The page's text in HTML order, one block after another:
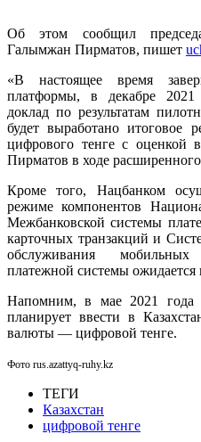
Об этом сообщил
Галымжан Пирматов, пишет
«В настоящее время
платформы, в декабре 2021
доклад по результатам
будет выработано итоговое
цифрового тенге с оценкой
Пирматов в ходе расширенного
Кроме того, Нацбанком
режиме компонентов
Межбанковской системы
карточных транзакций и
обслуживания
платежной системы ожидается
Напомним, в мае 2021 года
планирует ввести в
валюты — цифровой тенге.
Фото rus.azattyq-ruhy.kz
ТЕГИ
Казахстан
цифровой тенге